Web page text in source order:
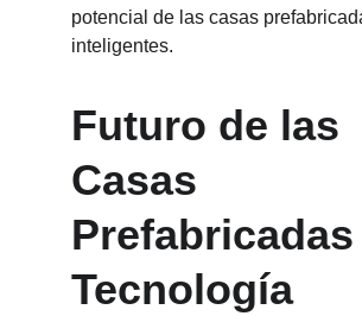
potencial de las casas
inteligentes.
Futuro de las
Casas
Tecnología